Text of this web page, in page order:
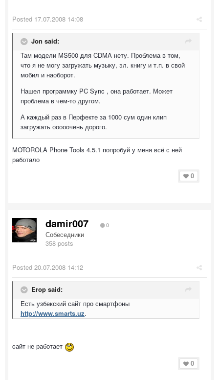
Posted 17.07.2008 14:08
Jon said:
Там модели MS500 для CDMA нету. Проблема в том,
что я не могу загружать музыку, эл. книгу и т.п. в свой
мобил и наоборот.
Нашел программку PC Sync , она работает. Может
проблема в чем-то другом.
А каждый раз в Перфекте за 1000 сум один клип
загружать ооооочень дорого.
MOTOROLA Phone Tools 4.5.1 попробуй у меня всё с ней
работало
0
damir007 0
Собеседники
358 posts
Posted 20.07.2008 14:12
Erop said:
Есть узбекский сайт про смартфоны
http://www.smarts.uz.
cайт не работает
0